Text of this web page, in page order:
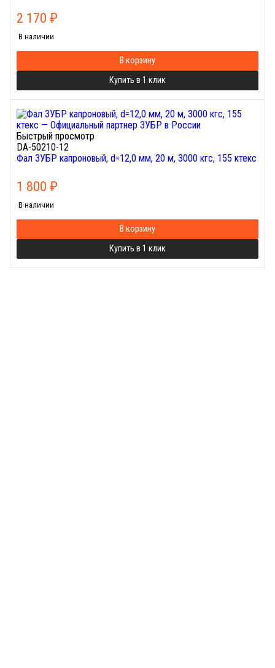
2 170 ₽
В наличии
В корзину
Купить в 1 клик
Быстрый просмотр
DA-50210-12
Фал ЗУБР капроновый, d=12,0 мм, 20 м, 3000 кгс, 155 ктекс
1 800 ₽
В наличии
В корзину
Купить в 1 клик